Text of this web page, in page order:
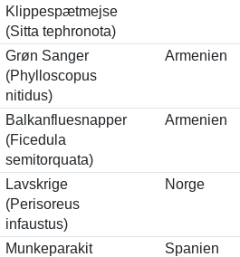
Klippespætmejse
(Sitta tephronota)
Grøn Sanger
(Phylloscopus
nitidus)
Armenien
Balkanfluesnapper
(Ficedula
semitorquata)
Armenien
Lavskrige
(Perisoreus
infaustus)
Norge
Munkeparakit
Spanien